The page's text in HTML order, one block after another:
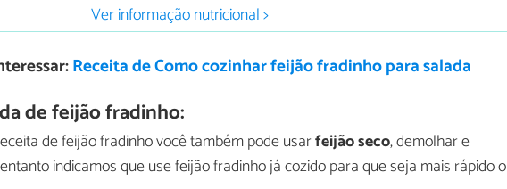
Ver informação nutricional >
Receita de Como cozinhar feijão fradinho para salada
de feijão fradinho:
de feijão fradinho você também pode usarfeijão seco, demolhar e
indicamos que use feijão fradinho já cozido para que seja mais rápido o